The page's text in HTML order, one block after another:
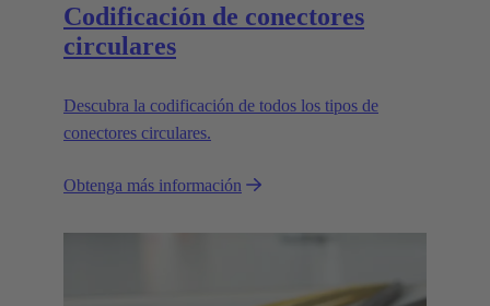
Codificación de conectores
circulares
Descubra la codificación de todos los tipos de
conectores circulares.
Obtenga más información